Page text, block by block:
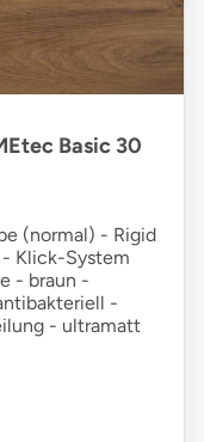
Basic 30
(normal) - Rigid
Klick-System
- braun -
-
- ultramatt